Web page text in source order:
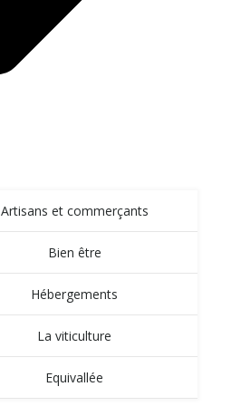
Artisans et commerçants
Bien être
Hébergements
La viticulture
Equivallée